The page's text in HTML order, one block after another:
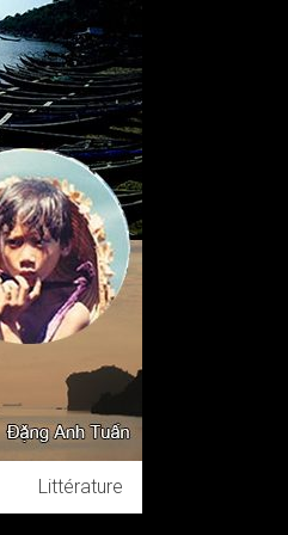
Littérature